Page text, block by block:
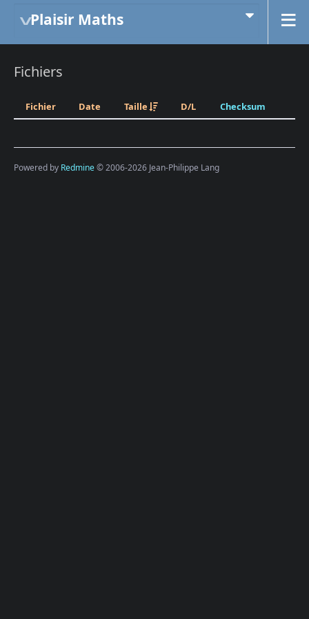
Plaisir Maths
Fichiers
Fichier Date Taille D/L Checksum
Powered by Redmine© 2006-2026 Jean-Philippe Lang